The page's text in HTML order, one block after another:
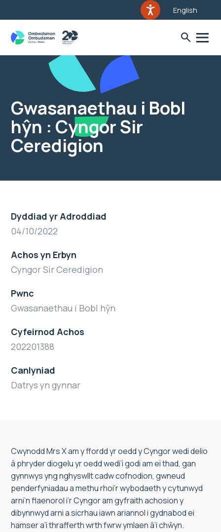
English
Gwasanaethau i Bobl
hŷn : Cyngor Sir
Ceredigion
Dyddiad yr Adroddiad
04/10/2022
Achos yn Erbyn
Cyngor Sir Ceredigion
Pwnc
Gwasanaethau i Bobl hŷn
Cyfeirnod Achos
202201388
Canlyniad
Datrys yn gynnar
Cwynodd Mrs X am y ffordd yr oedd y Cyngor wedi delio
â phryder diogelu yr oedd wedi’i godi am ei thad, gan
gynnwys yng nghyswllt cadw cofnodion, gwneud
penderfyniadau a methu rhoi’r wybodaeth y cytunwyd
arni’n flaenorol i’r Cyngor am gyfraith achosion y
dibynnwyd arni a sicrhau iawn ariannol i gydnabod ei
hamser a’i thrafferth wrth fwrw ymlaen â’i chŵyn.